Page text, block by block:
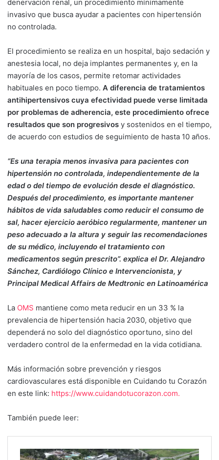
denervación renal, un procedimiento mínimamente
invasivo que busca ayudar a pacientes con hipertensión
no controlada.
El procedimiento se realiza en un hospital, bajo sedación y
anestesia local, no deja implantes permanentes y, en la
mayoría de los casos, permite retomar actividades
habituales en poco tiempo. A diferencia de tratamientos
antihipertensivos cuya efectividad puede verse limitada
por problemas de adherencia, este procedimiento ofrece
resultados que son progresivos y sostenidos en el tiempo,
de acuerdo con estudios de seguimiento de hasta 10 años.
“Es una terapia menos invasiva para pacientes con
hipertensión no controlada, independientemente de la
edad o del tiempo de evolución desde el diagnóstico.
Después del procedimiento, es importante mantener
hábitos de vida saludables como reducir el consumo de
sal, hacer ejercicio aeróbico regularmente, mantener un
peso adecuado a la altura y seguir las recomendaciones
de su médico, incluyendo el tratamiento con
medicamentos según prescrito”. explica el Dr. Alejandro
Sánchez, Cardiólogo Clínico e Intervencionista, y
Principal Medical Affairs de Medtronic en Latinoamérica
La OMS mantiene como meta reducir en un 33 % la
prevalencia de hipertensión hacia 2030, objetivo que
dependerá no solo del diagnóstico oportuno, sino del
verdadero control de la enfermedad en la vida cotidiana.
Más información sobre prevención y riesgos
cardiovasculares está disponible en Cuidando tu Corazón
en este link: https://www.cuidandotucorazon.com.
También puede leer: